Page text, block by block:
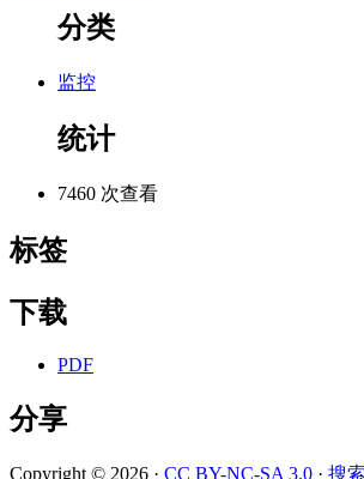
分类
监控
统计
7460 次查看
标签
下载
PDF
分享
Copyright © 2026 · CC BY-NC-SA 3.0 · 搜